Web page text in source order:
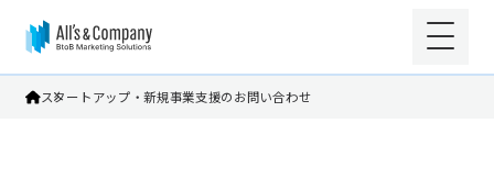
スタートアップ・新規事業支援のお問い合わせ